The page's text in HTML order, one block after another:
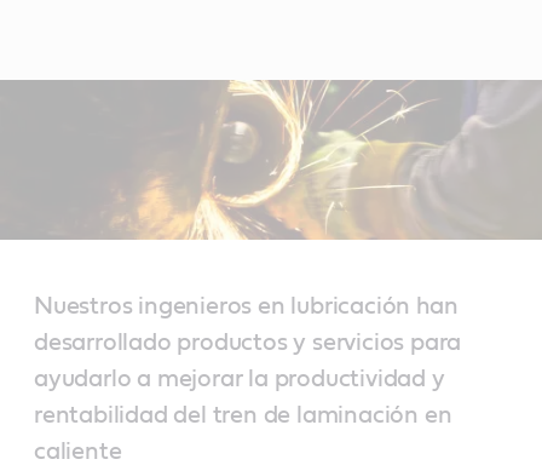
Nuestros ingenieros en lubricación han
desarrollado productos y servicios para
ayudarlo a mejorar la productividad y
rentabilidad del tren de laminación en
caliente